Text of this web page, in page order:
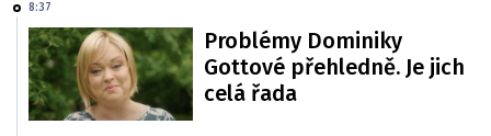
8:37
Problémy Dominiky
Gottové přehledně. Je jich
celá řada